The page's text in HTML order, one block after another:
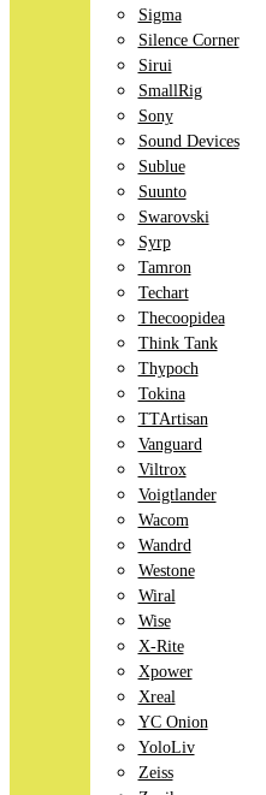
Sigma
Silence Corner
Sirui
SmallRig
Sony
Sound Devices
Sublue
Suunto
Swarovski
Syrp
Tamron
Techart
Thecoopidea
Think Tank
Thypoch
Tokina
TTArtisan
Vanguard
Viltrox
Voigtlander
Wacom
Wandrd
Westone
Wiral
Wise
X-Rite
Xpower
Xreal
YC Onion
YoloLiv
Zeiss